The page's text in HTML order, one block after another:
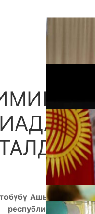
Ашымбаева